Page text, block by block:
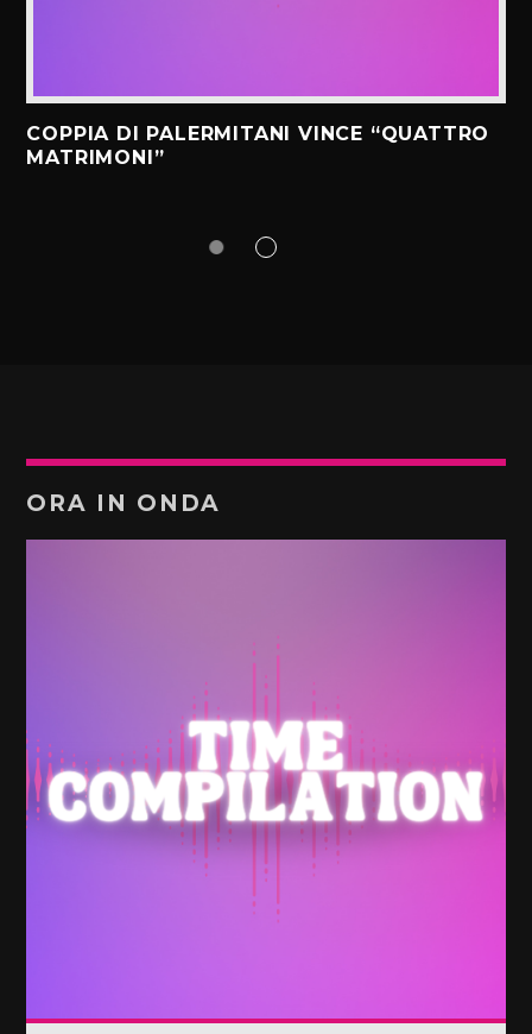
COPPIA DI PALERMITANI VINCE “QUATTRO
MATRIMONI”
ORA IN ONDA